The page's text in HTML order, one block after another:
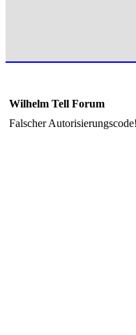
Wilhelm Tell Forum
Falscher